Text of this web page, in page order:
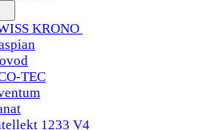
KRONO
TEC
1233 V4